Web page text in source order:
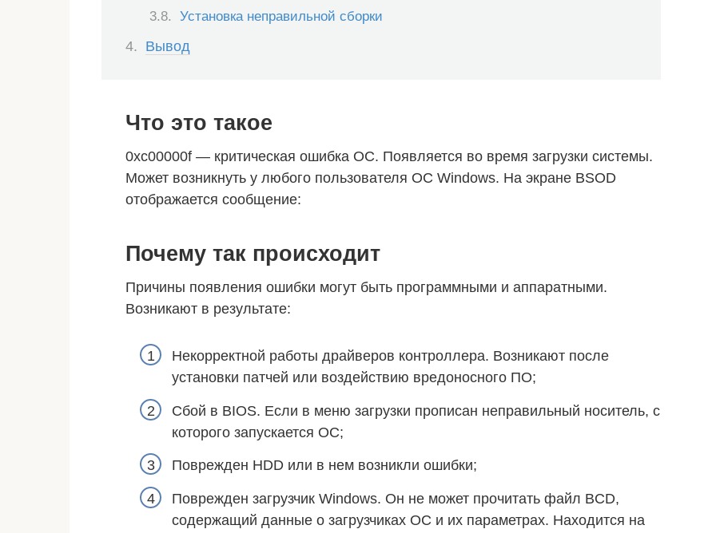
Установка неправильной сборки
Вывод
Что это такое
0xc00000f — критическая ошибка ОС. Появляется во время загрузки системы.
Может возникнуть у любого пользователя ОС Windows. На экране BSOD
отображается сообщение:
Почему так происходит
Причины появления ошибки могут быть программными и аппаратными.
Возникают в результате:
Некорректной работы драйверов контроллера. Возникают после
установки патчей или воздействию вредоносного ПО;
Сбой в BIOS. Если в меню загрузки прописан неправильный носитель, с
которого запускается ОС;
Поврежден HDD или в нем возникли ошибки;
Поврежден загрузчик Windows. Он не может прочитать файл BCD,
содержащий данные о загрузчиках ОС и их параметрах. Находится на